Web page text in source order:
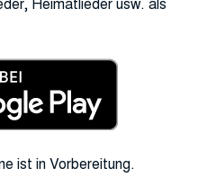
ist in Vorbereitung.